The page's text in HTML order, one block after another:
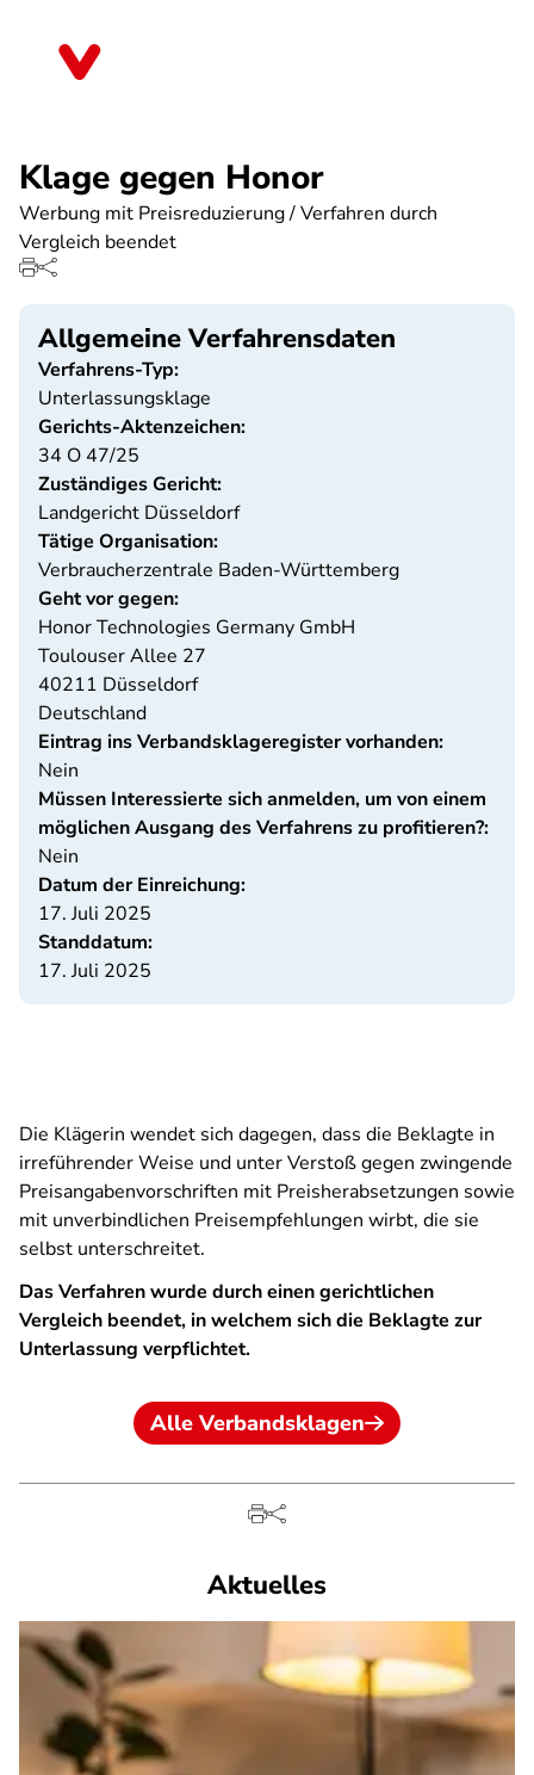
Klage gegen Honor
Werbung mit Preisreduzierung / Verfahren durch
Vergleich beendet
Allgemeine Verfahrensdaten
Verfahrens-Typ:
Unterlassungsklage
Gerichts-Aktenzeichen:
34 O 47/25
Zuständiges Gericht:
Landgericht Düsseldorf
Tätige Organisation:
Verbraucherzentrale Baden-Württemberg
Geht vor gegen:
Honor Technologies Germany GmbH
Toulouser Allee 27
40211 Düsseldorf
Deutschland
Eintrag ins Verbandsklageregister vorhanden:
Nein
Müssen Interessierte sich anmelden, um von einem
möglichen Ausgang des Verfahrens zu profitieren?:
Nein
Datum der Einreichung:
17. Juli 2025
Standdatum:
17. Juli 2025
Die Klägerin wendet sich dagegen, dass die Beklagte in
irreführender Weise und unter Verstoß gegen zwingende
Preisangabenvorschriften mit Preisherabsetzungen sowie
mit unverbindlichen Preisempfehlungen wirbt, die sie
selbst unterschreitet.
Das Verfahren wurde durch einen gerichtlichen
Vergleich beendet, in welchem sich die Beklagte zur
Unterlassung verpflichtet.
Alle Verbandsklagen
Aktuelles